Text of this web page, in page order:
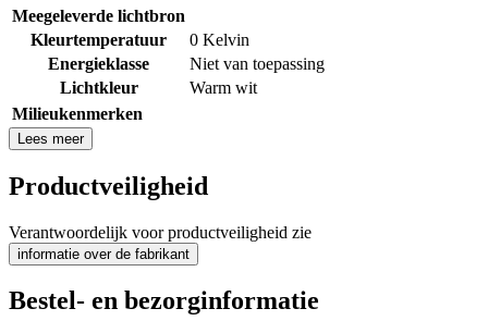
Meegeleverde lichtbron
Kleurtemperatuur
0 Kelvin
Energieklasse
Niet van toepassing
Lichtkleur
Warm wit
Milieukenmerken
Lees meer
Productveiligheid
Verantwoordelijk voor productveiligheid zie
informatie over de fabrikant
Bestel- en bezorginformatie